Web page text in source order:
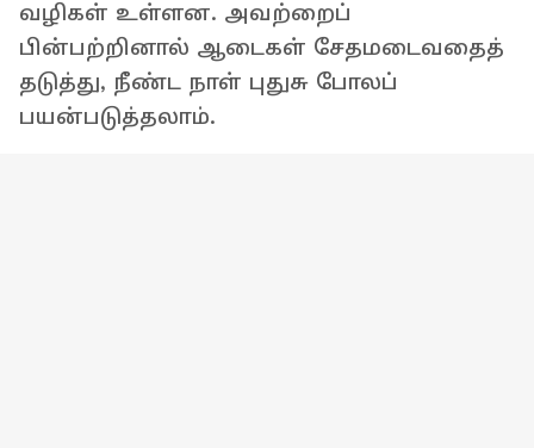
வழிகள் உள்ளன. அவற்றைப்
பின்பற்றினால் ஆடைகள் சேதமடைவதைத்
தடுத்து, நீண்ட நாள் புதுசு போலப்
பயன்படுத்தலாம்.